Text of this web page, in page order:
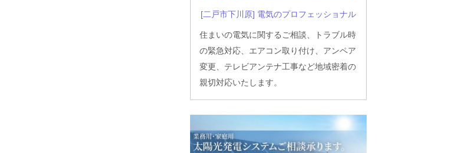
[二戸市下川原] 電気のプロフェッショナル
住まいの電気に関するご相談、トラブル時
の緊急対応、エアコン取り付け、アンペア
変更、テレビアンテナ工事など地域密着の
親切対応いたします。